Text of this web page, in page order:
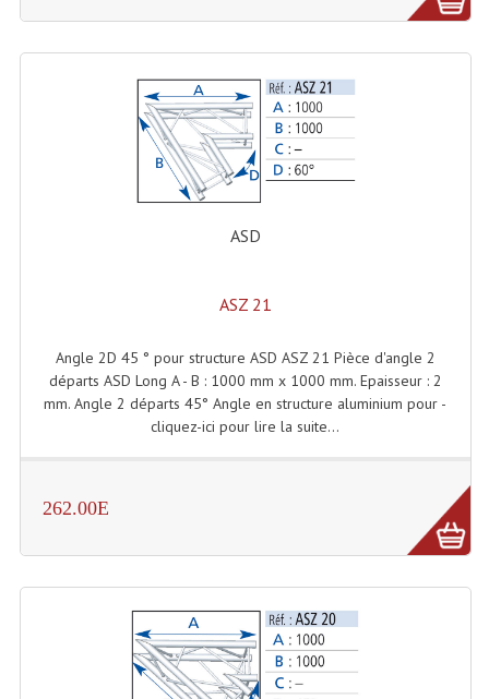
Guirlandes Lumineuse
Gyrophares À Leds
Lampes Ampoules
Ampoules - Tubes Lumière Noire Black Gun
Lampes À Décharges
Lampes Halogenes Divers
Lampes Leds
Lumières Noire
Lyres
Panneaux, Piste Danse À Leds
ASD
ASZ 21
Angle 2D 45 ° pour structure ASD ASZ 21 Pièce d'angle 2
départs ASD Long A - B : 1000 mm x 1000 mm. Epaisseur : 2
mm. Angle 2 départs 45° Angle en structure aluminium pour -
cliquez-ici pour lire la suite...
262.00E